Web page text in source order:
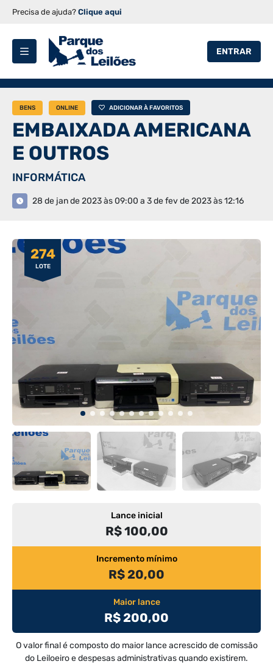
Precisa de ajuda? Clique aqui
ENTRAR
BENS ONLINE ADICIONAR À FAVORITOS
EMBAIXADA AMERICANA
E OUTROS
INFORMÁTICA
28 de jan de 2023 às 09:00 a 3 de fev de 2023 às 12:16
274
LOTE
Lance inicial
R$ 100,00
Incremento mínimo
R$ 20,00
Maior lance
R$ 200,00
O valor final é composto do maior lance acrescido de comissão
do Leiloeiro e despesas administrativas quando existirem.